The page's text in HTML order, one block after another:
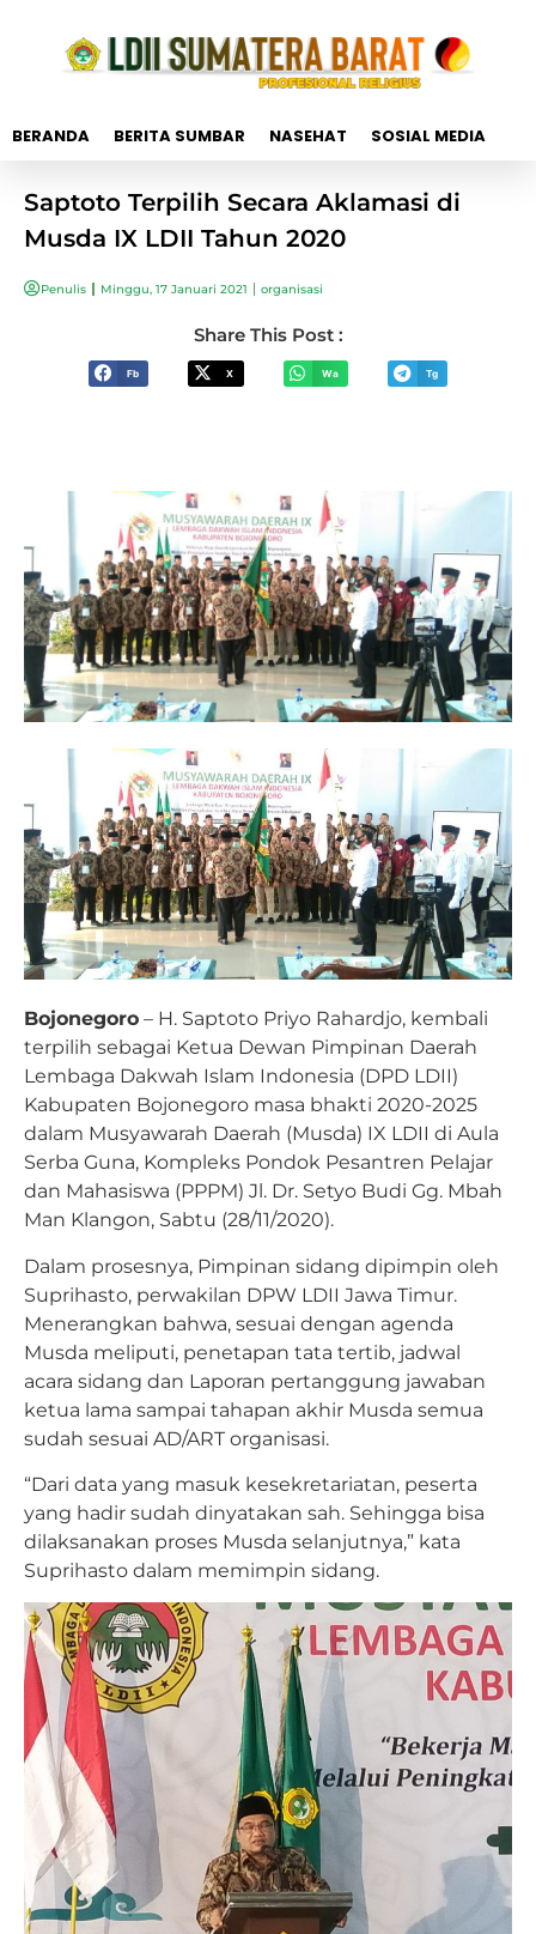
BERANDA BERITA SUMBAR NASEHAT SOSIAL MEDIA
Saptoto Terpilih Secara Aklamasi di
Musda IX LDII Tahun 2020
Penulis Minggu, 17 Januari 2021 organisasi
Share This Post :
Fb X Wa Tg
Bojonegoro – H. Saptoto Priyo Rahardjo, kembali
terpilih sebagai Ketua Dewan Pimpinan Daerah
Lembaga Dakwah Islam Indonesia (DPD LDII)
Kabupaten Bojonegoro masa bhakti 2020-2025
dalam Musyawarah Daerah (Musda) IX LDII di Aula
Serba Guna, Kompleks Pondok Pesantren Pelajar
dan Mahasiswa (PPPM) Jl. Dr. Setyo Budi Gg. Mbah
Man Klangon, Sabtu (28/11/2020).
Dalam prosesnya, Pimpinan sidang dipimpin oleh
Suprihasto, perwakilan DPW LDII Jawa Timur.
Menerangkan bahwa, sesuai dengan agenda
Musda meliputi, penetapan tata tertib, jadwal
acara sidang dan Laporan pertanggung jawaban
ketua lama sampai tahapan akhir Musda semua
sudah sesuai AD/ART organisasi.
“Dari data yang masuk kesekretariatan, peserta
yang hadir sudah dinyatakan sah. Sehingga bisa
dilaksanakan proses Musda selanjutnya,” kata
Suprihasto dalam memimpin sidang.